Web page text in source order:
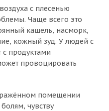
с плесенью
Чаще всего это
кашель, насморк,
кожный зуд. У людей с
с продуктами
провоцировать
помещении
чувству